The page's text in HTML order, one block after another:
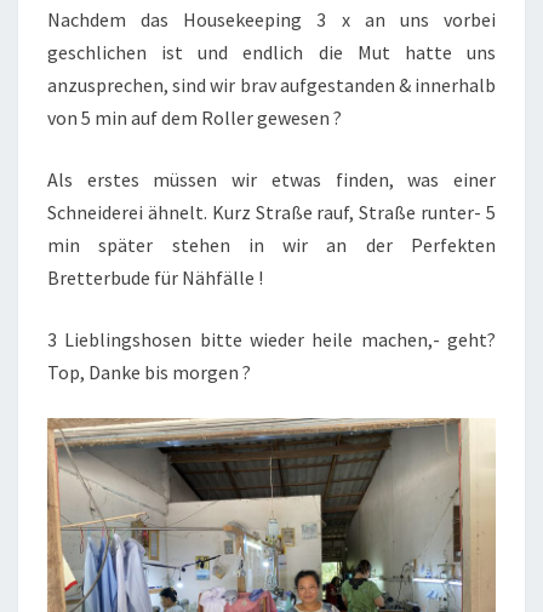
Nachdem das Housekeeping 3 x an uns vorbei
geschlichen ist und endlich die Mut hatte uns
anzusprechen, sind wir brav aufgestanden & innerhalb
von 5 min auf dem Roller gewesen ?
Als erstes müssen wir etwas finden, was einer
Schneiderei ähnelt. Kurz Straße rauf, Straße runter- 5
min später stehen in wir an der Perfekten
Bretterbude für Nähfälle !
3 Lieblingshosen bitte wieder heile machen,- geht?
Top, Danke bis morgen ?